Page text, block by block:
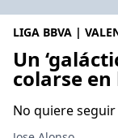
LIGA BBVA |
Un
colarse
No quiere seguir